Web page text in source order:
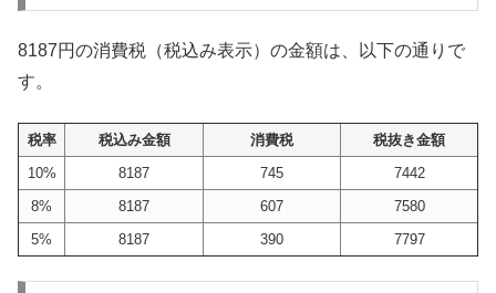
8187円の消費税（税込み表示）の金額は、以下の通りで
す。
税率 税込み金額 消費税
税抜き金額
10%
8187 745
7442
8%
8187 607
7580
5%
8187 390 7797